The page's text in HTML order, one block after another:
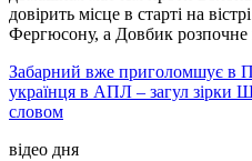
довірить місце в старті на
Фергюсону, а Довбик розпочне
Забарний вже приголомшує в
українця в АПЛ – загул зірки
словом
відео дня